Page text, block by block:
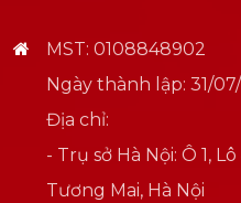
MST: 0108848902
Ngày thành lập: 31/
Địa chỉ:
- Trụ sở Hà Nội: Ô 1,
Tương Mai, Hà Nội